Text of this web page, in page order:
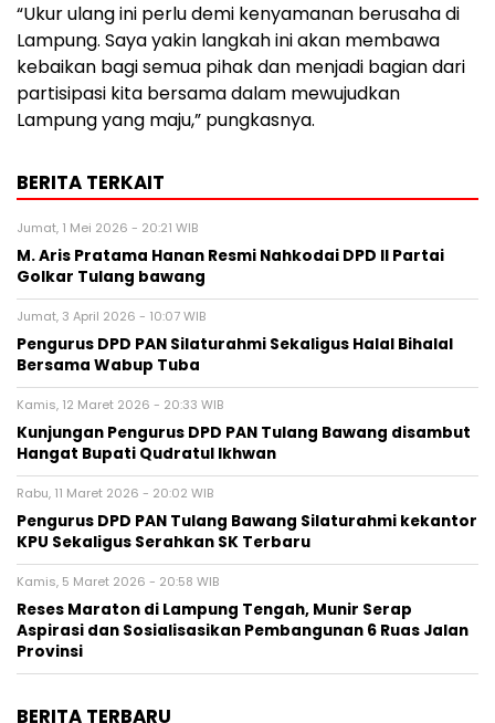
“Ukur ulang ini perlu demi kenyamanan berusaha di
Lampung. Saya yakin langkah ini akan membawa
kebaikan bagi semua pihak dan menjadi bagian dari
partisipasi kita bersama dalam mewujudkan
Lampung yang maju,” pungkasnya.
BERITA TERKAIT
Jumat, 1 Mei 2026 - 20:21 WIB
M. Aris Pratama Hanan Resmi Nahkodai DPD II Partai
Golkar Tulang bawang
Jumat, 3 April 2026 - 10:07 WIB
Pengurus DPD PAN Silaturahmi Sekaligus Halal Bihalal
Bersama Wabup Tuba
Kamis, 12 Maret 2026 - 20:33 WIB
Kunjungan Pengurus DPD PAN Tulang Bawang disambut
Hangat Bupati Qudratul Ikhwan
Rabu, 11 Maret 2026 - 20:02 WIB
Pengurus DPD PAN Tulang Bawang Silaturahmi kekantor
KPU Sekaligus Serahkan SK Terbaru
Kamis, 5 Maret 2026 - 20:58 WIB
Reses Maraton di Lampung Tengah, Munir Serap
Aspirasi dan Sosialisasikan Pembangunan 6 Ruas Jalan
Provinsi
BERITA TERBARU